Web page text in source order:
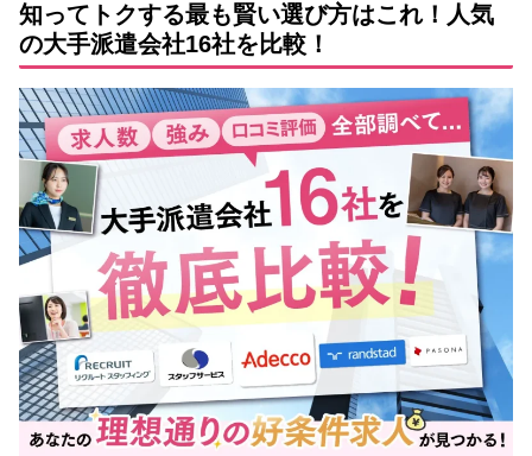
知ってトクする最も賢い選び方はこれ！人気
の大手派遣会社16社を比較！